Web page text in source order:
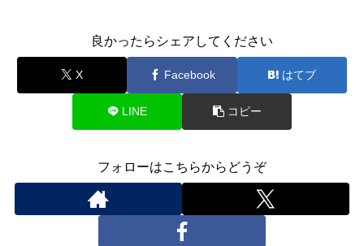
良かったらシェアしてください
X Facebook はてブ
LINE コピー
フォローはこちらからどうぞ